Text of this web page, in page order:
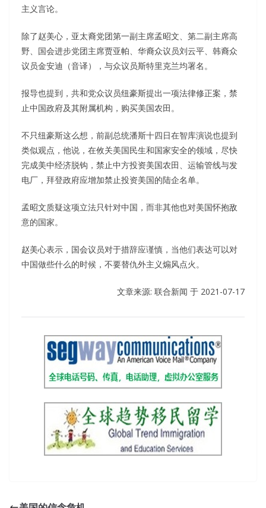
主义言论。
除了赵美心，亚太裔党团第一副主席孟昭文、第二副主席高
野、国会进步党团主席贾亚帕、华裔众议员刘云平、韩裔众
议员金安迪（音译），与众议员斯特里克兰均署名。
报导也提到，共和党众议员纽豪斯提出一项法律修正案，禁
止中国政府及其附属机构，购买美国农田。
不只纽豪斯这么想，前副总统潘斯十四日在智库演说也提到
类似观点，他说，在攸关美国民生和国家安全的领域，尽快
完成美中经济脱钩，禁止中方投资美国农田、运输管线与发
电厂，拜登政府应增加禁止投资美国的陆企名单。
孟昭文质疑这项立法只针对中国，而非其他也对美国怀抱敌
意的国家。
赵美心表示，国会议员对于措辞应谨慎，当他们表达可以对
中国做些什么的时候，不要替仇外主义煽风点火。
文章来源: 联合新闻 于 2021-07-17